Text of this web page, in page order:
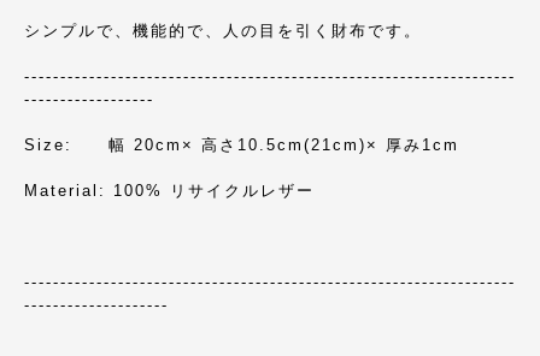
シンプルで、機能的で、人の目を引く財布です。
--------------------------------------------------------------------
------------------
Size: 幅 20cm× 高さ10.5cm(21cm)× 厚み1cm
Material: 100% リサイクルレザー
--------------------------------------------------------------------
--------------------